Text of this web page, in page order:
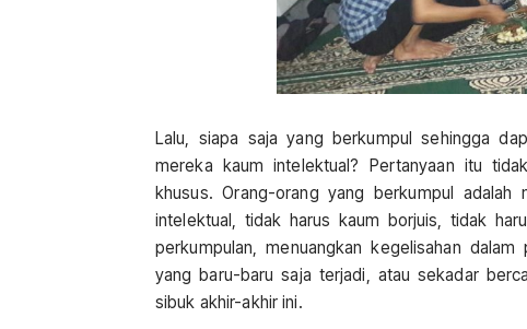
Lalu, siapa saja yang berkumpul sehingga
mereka kaum intelektual? Pertanyaan itu
khusus. Orang-orang yang berkumpul
intelektual, tidak harus kaum borjuis, tidak
perkumpulan, menuangkan kegelisahan
yang baru-baru saja terjadi, atau sekadar
sibuk akhir-akhir ini.